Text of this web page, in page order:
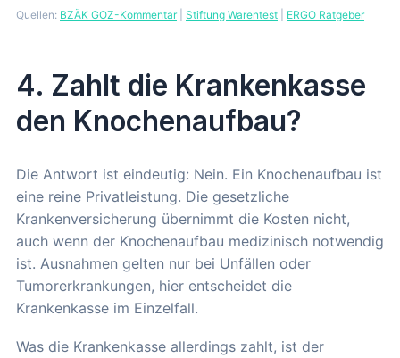
Quellen: BZÄK GOZ-Kommentar| Stiftung Warentest ERGO Ratgeber
4. Zahlt die Krankenkasse
den Knochenaufbau?
Die Antwort ist eindeutig: Nein. Ein Knochenaufbau ist
eine reine Privatleistung. Die gesetzliche
Krankenversicherung übernimmt die Kosten nicht,
auch wenn der Knochenaufbau medizinisch notwendig
ist. Ausnahmen gelten nur bei Unfällen oder
Tumorerkrankungen, hier entscheidet die
Krankenkasse im Einzelfall.
Was die Krankenkasse allerdings zahlt, ist der